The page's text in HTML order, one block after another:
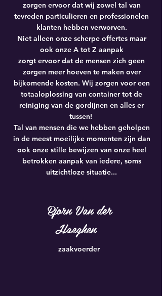
zorgen ervoor dat wij zowel tal van
tevreden particulieren en professionelen
klanten hebben verworven.
Niet alleen onze scherpe offertes maar
ook onze A tot Z aanpak
zorgt ervoor dat de mensen zich geen
zorgen meer hoeven te maken over
bijkomende kosten. Wij zorgen voor een
totaaloplossing van container tot de
reiniging van de gordijnen en alles er
tussen!
Tal van mensen die we hebben geholpen
in de meest moeilijke momenten zijn dan
ook onze stille bewijzen van onze heel
betrokken aanpak van iedere, soms
uitzichtloze situatie...
Bjorn Van der
Haeghen
zaakvoerder